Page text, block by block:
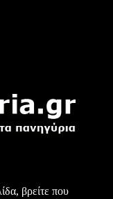
βρείτε που